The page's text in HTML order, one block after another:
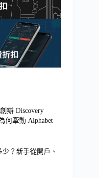
辦 Discovery
何牽動 Alphabet
？新手從開戶、